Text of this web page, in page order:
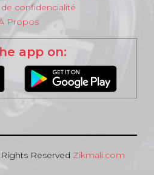
confidencialité
Propos
app on:
Reserved Zikmali.com